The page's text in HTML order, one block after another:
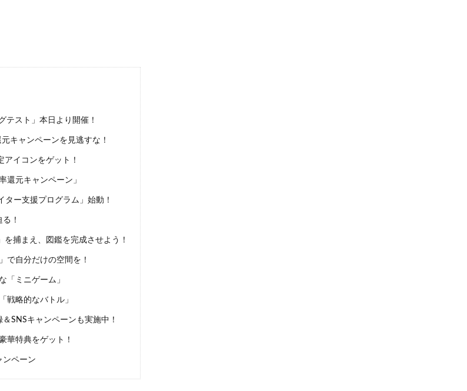
テスト」本日より開催！
キャンペーンを見逃すな！
アイコンをゲット！
還元キャンペーン」
ー支援プログラム」始動！
！
捕まえ、図鑑を完成させよう！
で自分だけの空間を！
「ミニゲーム」
戦略的なバトル」
SNSキャンペーンも実施中！
華特典をゲット！
ンペーン